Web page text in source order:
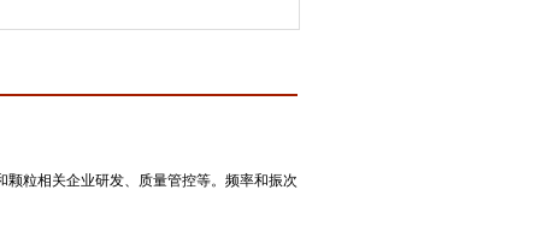
颗粒相关企业研发、质量管控等。频率和振次